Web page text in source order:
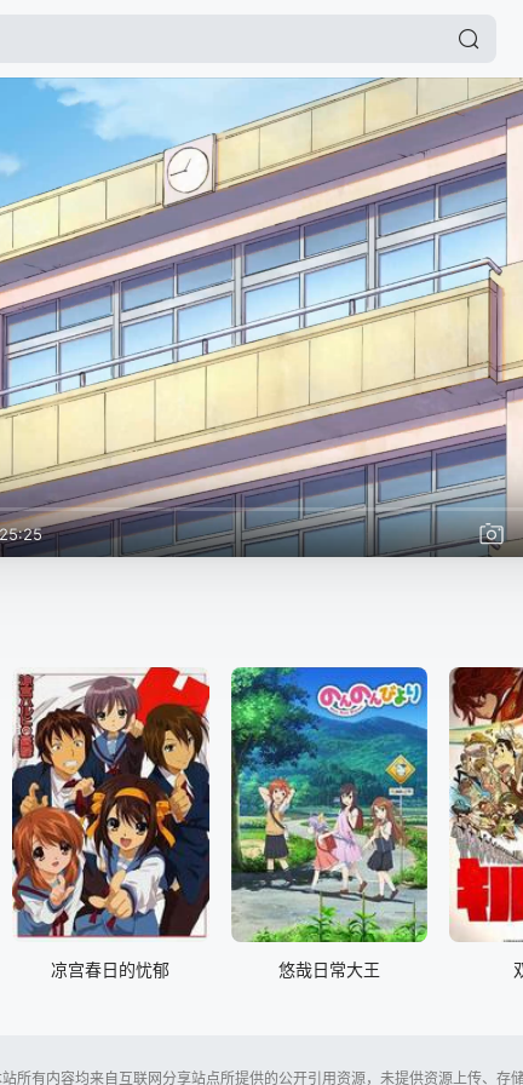
25:25
凉宫春日的忧郁 悠哉日常大王
所有内容均来自互联网分享站点所提供的公开引用资源，未提供资源上传、存